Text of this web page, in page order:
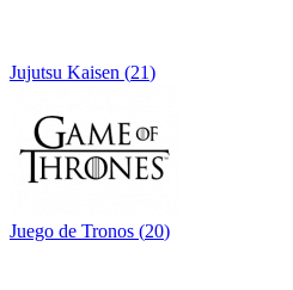
Jujutsu Kaisen (21)
Juego de Tronos (20)